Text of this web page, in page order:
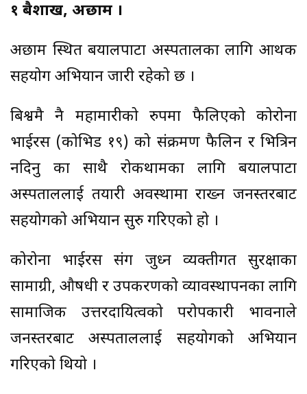
१ बैशाख, अछाम ।
अछाम स्थित बयालपाटा अस्पतालका लागि आर्थिक
सहयोग अभियान जारी रहेको छ ।
बिश्वमै नै महामारीको रुपमा फैलिएको कोरोना
भाईरस (कोभिड १९) को संक्रमण फैलिन र भित्रिन
नदिनु का साथै रोकथामका लागि बयालपाटा
अस्पताललाई तयारी अवस्थामा राख्न जनस्तरबाट
सहयोगको अभियान सुरु गरिएको हो ।
कोरोना भाईरस संग जुध्न व्यक्तीगत सुरक्षाका
सामाग्री, औषधी र उपकरणको व्यावस्थापनका लागि
सामाजिक उत्तरदायित्वको परोपकारी भावनाले
जनस्तरबाट अस्पताललाई सहयोगको अभियान
गरिएको थियो ।